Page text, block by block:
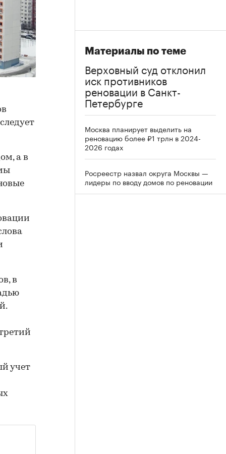
а в
в
учет
Материалы по теме
Верховный суд отклонил
иск противников
реновации в Санкт-
Петербурге
Москва планирует выделить на
реновацию более ₽1 трлн в 2024-
2026 годах
Росреестр назвал округа Москвы —
лидеры по вводу домов по реновации